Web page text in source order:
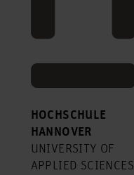
HOCHSCHULE
HANNOVER
UNIVERSITY OF
APPLIED SCIENCES